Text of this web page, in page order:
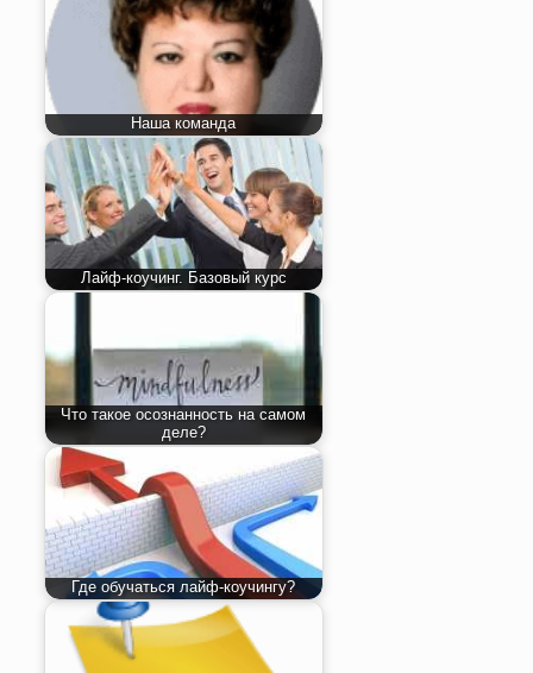
Наша команда
Лайф-коучинг. Базовый курс
Что такое осознанность на самом
деле?
Где обучаться лайф-коучингу?